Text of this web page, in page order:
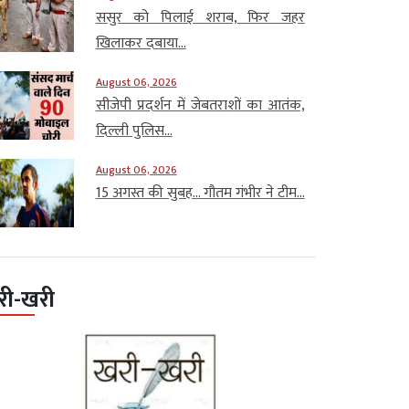
ससुर को पिलाई शराब, फिर जहर
खिलाकर दबाया...
August 06, 2026
सीजेपी प्रदर्शन में जेबतराशों का आतंक,
दिल्ली पुलिस...
August 06, 2026
15 अगस्त की सुबह… गौतम गंभीर ने टीम...
खरी